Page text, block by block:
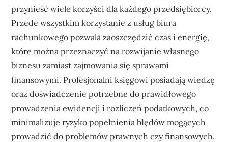
przynieść wiele korzyści dla każdego przedsiębiorcy.
Przede wszystkim korzystanie z usług biura
rachunkowego pozwala zaoszczędzić czas i energię,
które można przeznaczyć na rozwijanie własnego
biznesu zamiast zajmowania się sprawami
finansowymi. Profesjonalni księgowi posiadają wiedzę
oraz doświadczenie potrzebne do prawidłowego
prowadzenia ewidencji i rozliczeń podatkowych, co
minimalizuje ryzyko popełnienia błędów mogących
prowadzić do problemów prawnych czy finansowych.